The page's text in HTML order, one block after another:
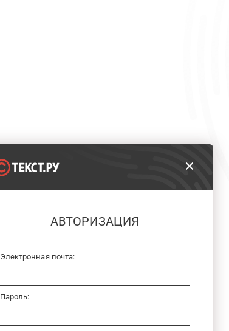
АВТОРИЗАЦИЯ
Электронная почта:
Пароль: